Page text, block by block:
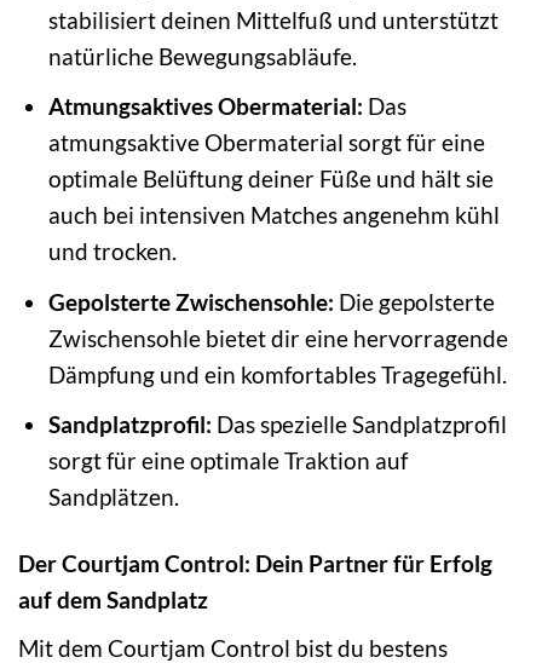
stabilisiert deinen Mittelfuß und unterstützt
natürliche Bewegungsabläufe.
Atmungsaktives Obermaterial: Das
atmungsaktive Obermaterial sorgt für eine
optimale Belüftung deiner Füße und hält sie
auch bei intensiven Matches angenehm kühl
und trocken.
Gepolsterte Zwischensohle: Die gepolsterte
Zwischensohle bietet dir eine hervorragende
Dämpfung und ein komfortables Tragegefühl.
Sandplatzprofil: Das spezielle Sandplatzprofil
sorgt für eine optimale Traktion auf
Sandplätzen.
Der Courtjam Control: Dein Partner für Erfolg
auf dem Sandplatz
Mit dem Courtjam Control bist du bestens